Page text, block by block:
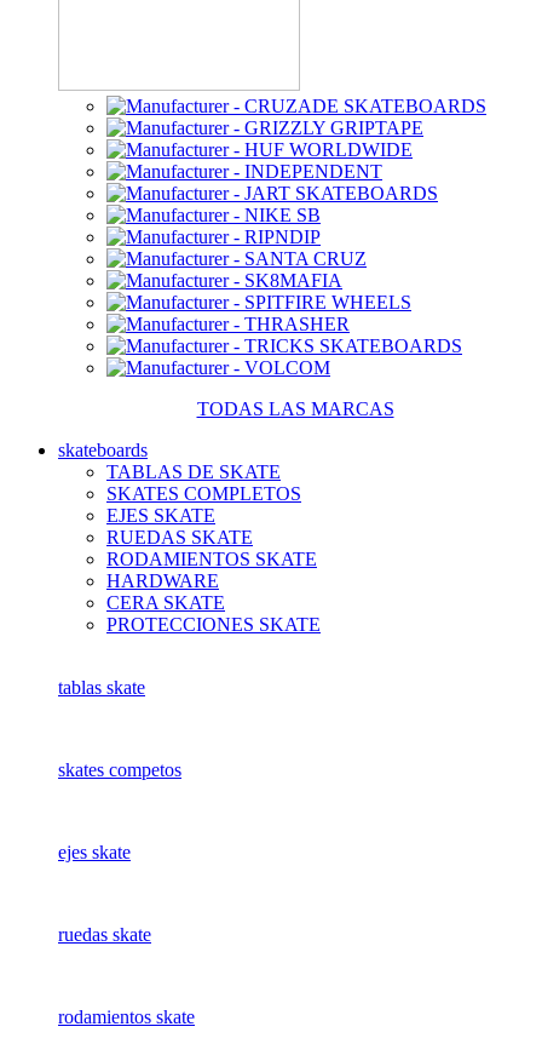
TODAS LAS MARCAS
skateboards
TABLAS DE SKATE
SKATES COMPLETOS
EJES SKATE
RUEDAS SKATE
RODAMIENTOS SKATE
HARDWARE
CERA SKATE
PROTECCIONES SKATE
tablas skate
skates competos
ejes skate
ruedas skate
rodamientos skate